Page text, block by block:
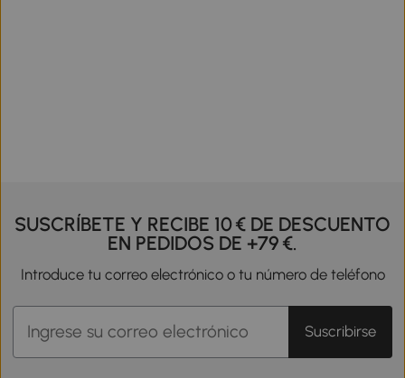
SUSCRÍBETE Y RECIBE 10 € DE DESCUENTO
EN PEDIDOS DE +79 €.
Introduce tu correo electrónico o tu número de teléfono
Suscribirse